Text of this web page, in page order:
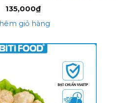
135,000₫
giỏ hàng